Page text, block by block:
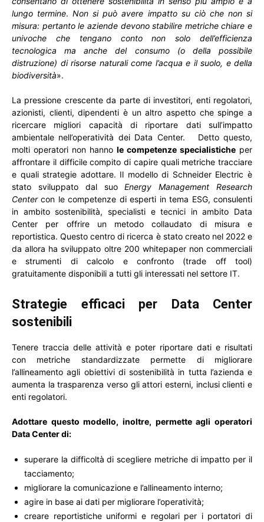
lungo termine.Non si può avere impatto su ciò che non si
misura: pertanto le aziende devono stabilire metriche chiare e
univoche che tengano conto non solo dell’efficienza
tecnologica ma anche del consumo (o della possibile
distruzione) di risorse naturali come l’acqua e il suolo, e della
biodiversità».
La pressione crescente da parte di investitori, enti regolatori,
azionisti, clienti, dipendenti è un altro aspetto che spinge a
ricercare migliori capacità di riportare dati sull’impatto
ambientale nell’operatività dei Data Center.
Detto questo,
molti operatori non hanno le competenze specialistiche per
affrontare il difficile compito di capire quali metriche tracciare
e quali strategie adottare. Il modello di Schneider Electric è
stato sviluppato dal suoEnergy Management Research
Centercon le competenze di esperti in tema ESG, consulenti
in ambito sostenibilità, specialisti e tecnici in ambito Data
Center per offrire un metodo collaudato di misura e
reportistica. Questo centro di ricerca è stato creato nel 2022 e
da allora ha sviluppato oltre 200 whitepaper non commerciali
e strumenti di calcolo e confronto (trade off tool)
gratuitamente disponibili a tutti gli interessati nel settore IT.
Strategie efficaci per Data Center
sostenibili
Tenere traccia delle attività e poter riportare dati e risultati
con metriche standardizzate permette di migliorare
l’allineamento agli obiettivi di sostenibilità in tutta l’azienda e
aumenta la trasparenza verso gli attori esterni, inclusi clienti e
enti regolatori.
Adottare questo modello, inoltre, permette agli operatori
Data Center di:
superare la difficoltà di scegliere metriche di impatto per il
tacciamento;
migliorare la comunicazione e l’allineamento interno;
agire in base ai dati per migliorare l’operatività;
creare reportistiche uniformi e regolari per i portatori di